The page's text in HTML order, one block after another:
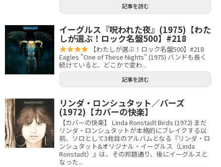
記事を読む
イーグルス『呪われた夜』(1975)【わた
しが選ぶ！ロック名盤500】#218
【わたしが選ぶ！ロック名盤500】#218
Eagles "One of These Nights" (1975) バンドも長く
続けていると、どこかで変わ...
記事を読む
リンダ・ロンシュタット／バーズ
(1972)【カバーの快楽】
【カバーの快楽】 Linda Ronstadt Birds (1972) まだ
リンダ・ロンシュタットが本格的にブレイクする以
前、ソロとして3枚目のアルバムとなる『リンダ・ロ
ンシュタット&オリジナル・イーグルス（Linda
Ronstadt）』は、その邦題通り、後にイーグルスと
なった...